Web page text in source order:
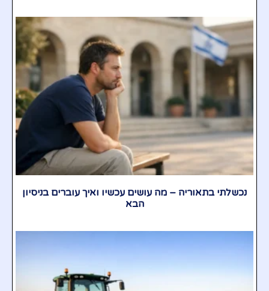
נכשלתי בתאוריה – מה עושים עכשיו ואיך עוברים בניסיון
הבא